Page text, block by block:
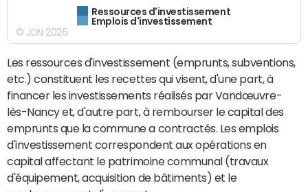
Ressources d'investissement
Emplois d'investissement
© JDN 2026
Les ressources d'investissement (emprunts, subventions,
etc.) constituent les recettes qui visent, d'une part, à
financer les investissements réalisés par Vandœuvre-
lès-Nancy et, d'autre part, à rembourser le capital des
emprunts que la commune a contractés. Les emplois
d'investissement correspondent aux opérations en
capital affectant le patrimoine communal (travaux
d'équipement, acquisition de bâtiments) et le